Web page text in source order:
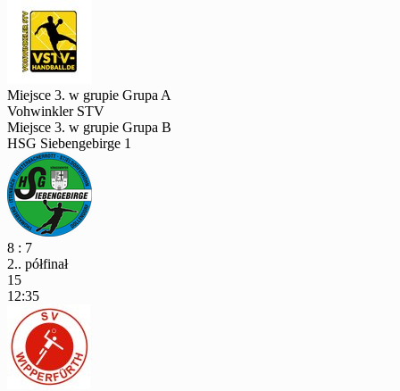
Miejsce 3. w grupie Grupa A
Vohwinkler STV
Miejsce 3. w grupie Grupa B
HSG Siebengebirge 1
8 : 7
2.. półfinał
15
12:35